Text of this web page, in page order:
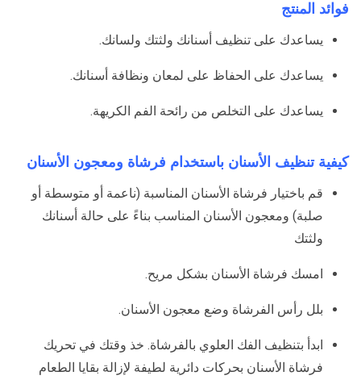
فوائد المنتج
يساعدك على تنظيف أسنانك ولثتك ولسانك.
يساعدك على الحفاظ على لمعان ونظافة أسنانك.
يساعدك على التخلص من رائحة الفم الكريهة.
كيفية تنظيف الأسنان باستخدام فرشاة ومعجون الأسنان
قم باختيار فرشاة الأسنان المناسبة (ناعمة أو متوسطة أو
صلبة) ومعجون الأسنان المناسب بناءً على حالة أسنانك
ولثتك
امسك فرشاة الأسنان بشكل مريح.
بلل رأس الفرشاة وضع معجون الأسنان.
ابدأ بتنظيف الفك العلوي بالفرشاة. خذ وقتك في تحريك
فرشاة الأسنان بحركات دائرية لطيفة لإزالة بقايا الطعام